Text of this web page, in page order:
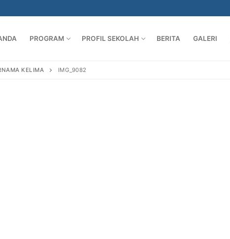
PROGRAM PROFIL SEKOLAH BERITA GALERI
KELIMA IMG_9082